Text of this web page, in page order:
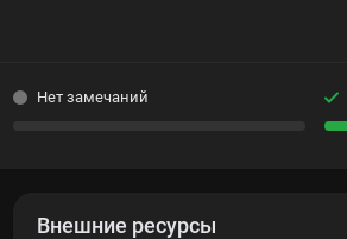
Нет замечаний
Внешние ресурсы